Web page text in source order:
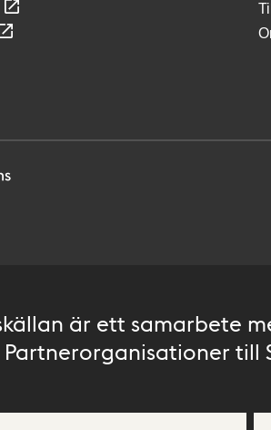
är ett samarbete
till